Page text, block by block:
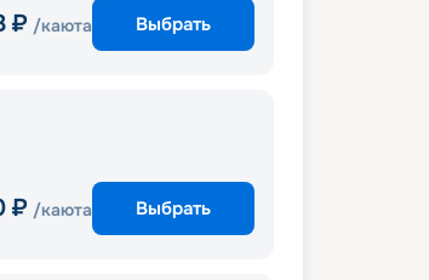
₽ /каюта Выбрать
₽ /каюта Выбрать